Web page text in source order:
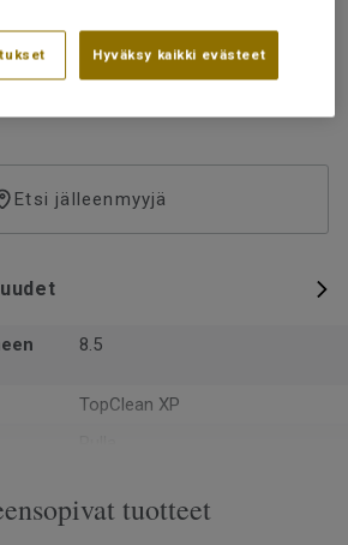
märkätiloihin vain
Etsi jälleenmyyjä
8.5
TopClean XP
Euroopassa Europe
tuotteet
Hyväksy kaikki evästeet